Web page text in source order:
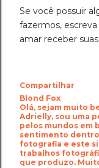
Se você possuir
fazermos,
amar receber
Compartilhar
Blond Fox
Olá, sejam muito
Adrielly, sou uma
pelos mundos em
sentimento
fotografia e este
trabalhos
que produzo.